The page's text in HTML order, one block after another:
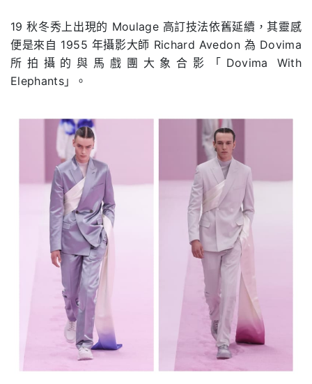
19秋冬秀上出現的 Moulage 高訂技法依舊延續，其靈感
便是來自 1955 年攝影大師 Richard Avedon 為 Dovima
所拍攝的與馬戲團大象合影「Dovima With
Elephants」。